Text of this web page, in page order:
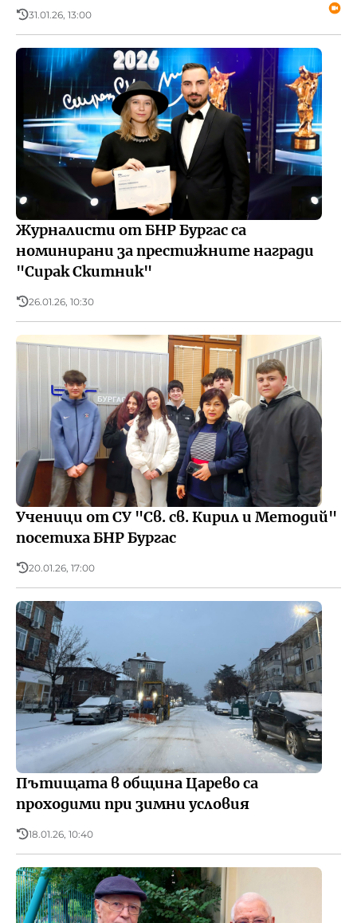
31.01.26, 13:00
Журналисти от БНР Бургас са
номинирани за престижните награди
"Сирак Скитник"
26.01.26, 10:30
Ученици от СУ "Св. св. Кирил и Методий"
посетиха БНР Бургас
20.01.26, 17:00
Пътищата в община Царево са
проходими при зимни условия
18.01.26, 10:40